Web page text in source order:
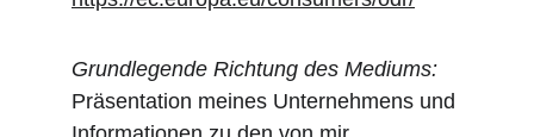
Grundlegende Richtung des Mediums:
Präsentation meines Unternehmens und